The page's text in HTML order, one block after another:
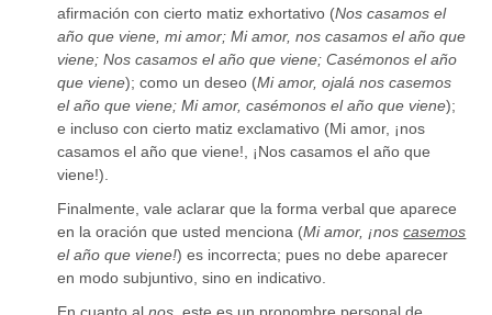
afirmación con cierto matiz exhortativo (Nos casamos el
año que viene, mi amor; Mi amor, nos casamos el año que
viene; Nos casamos el año que viene; Casémonos el año
que viene); como un deseo (Mi amor, ojalá nos casemos
el año que viene; Mi amor, casémonos el año que viene);
e incluso con cierto matiz exclamativo (Mi amor, ¡nos
casamos el año que viene!, ¡Nos casamos el año que
viene!).
Finalmente, vale aclarar que la forma verbal que aparece
en la oración que usted menciona (Mi amor, ¡noscasemos
el año que viene!) es incorrecta; pues no debe aparecer
en modo subjuntivo, sino en indicativo.